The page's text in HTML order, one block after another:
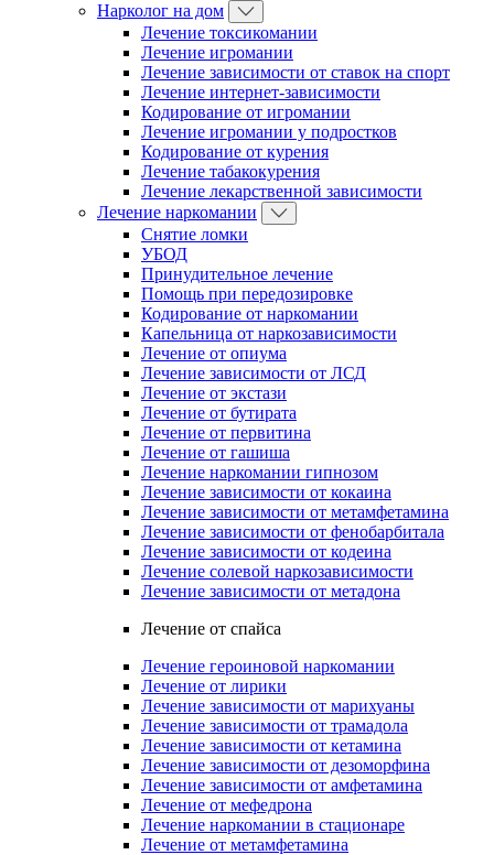
Нарколог на дом
Лечение токсикомании
Лечение игромании
Лечение зависимости от ставок на спорт
Лечение интернет-зависимости
Кодирование от игромании
Лечение игромании у подростков
Кодирование от курения
Лечение табакокурения
Лечение лекарственной зависимости
Лечение наркомании
Снятие ломки
УБОД
Принудительное лечение
Помощь при передозировке
Кодирование от наркомании
Капельница от наркозависимости
Лечение от опиума
Лечение зависимости от ЛСД
Лечение от экстази
Лечение от бутирата
Лечение от первитина
Лечение от гашиша
Лечение наркомании гипнозом
Лечение зависимости от кокаина
Лечение зависимости от метамфетамина
Лечение зависимости от фенобарбитала
Лечение зависимости от кодеина
Лечение солевой наркозависимости
Лечение зависимости от метадона
Лечение от спайса
Лечение героиновой наркомании
Лечение от лирики
Лечение зависимости от марихуаны
Лечение зависимости от трамадола
Лечение зависимости от кетамина
Лечение зависимости от дезоморфина
Лечение зависимости от амфетамина
Лечение от мефедрона
Лечение наркомании в стационаре
Лечение от метамфетамина